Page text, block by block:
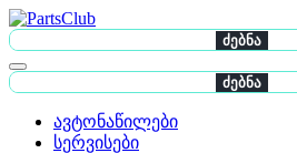
ძებნა
ძებნა
ავტონაწილები
სერვისები